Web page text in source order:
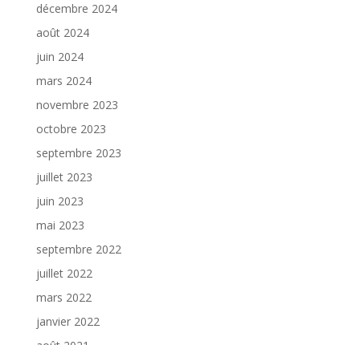
décembre 2024
août 2024
juin 2024
mars 2024
novembre 2023
octobre 2023
septembre 2023
juillet 2023
juin 2023
mai 2023
septembre 2022
juillet 2022
mars 2022
janvier 2022